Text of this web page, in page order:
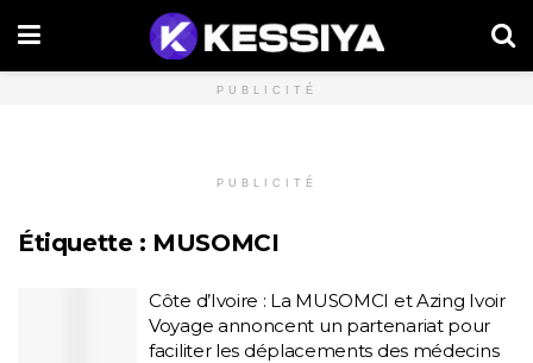
PUBLICITÉ
PUBLICITÉ
Étiquette : MUSOMCI
Côte d’Ivoire : La MUSOMCI et Azing Ivoir
Voyage annoncent un partenariat pour
faciliter les déplacements des médecins